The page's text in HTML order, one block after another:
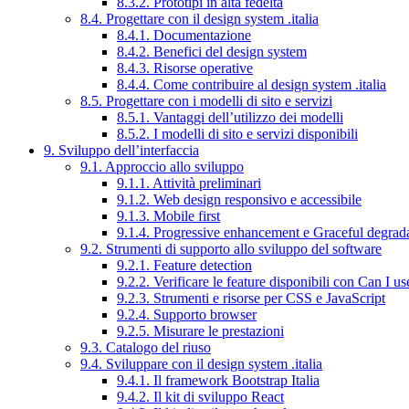
8.4. Progettare con il design system .italia
8.4.1. Documentazione
8.4.2. Benefici del design system
8.4.3. Risorse operative
8.4.4. Come contribuire al design system .italia
8.5. Progettare con i modelli di sito e servizi
8.5.1. Vantaggi dell’utilizzo dei modelli
8.5.2. I modelli di sito e servizi disponibili
9. Sviluppo dell’interfaccia
9.1. Approccio allo sviluppo
9.1.1. Attività preliminari
9.1.2. Web design responsivo e accessibile
9.1.3. Mobile first
9.1.4. Progressive enhancement e Graceful
9.2. Strumenti di supporto allo sviluppo del software
9.2.1. Feature detection
9.2.2. Verificare le feature disponibili con Can I
9.2.3. Strumenti e risorse per CSS e JavaScript
9.2.4. Supporto browser
9.2.5. Misurare le prestazioni
9.3. Catalogo del riuso
9.4. Sviluppare con il design system .italia
9.4.1. Il framework Bootstrap Italia
9.4.2. Il kit di sviluppo React